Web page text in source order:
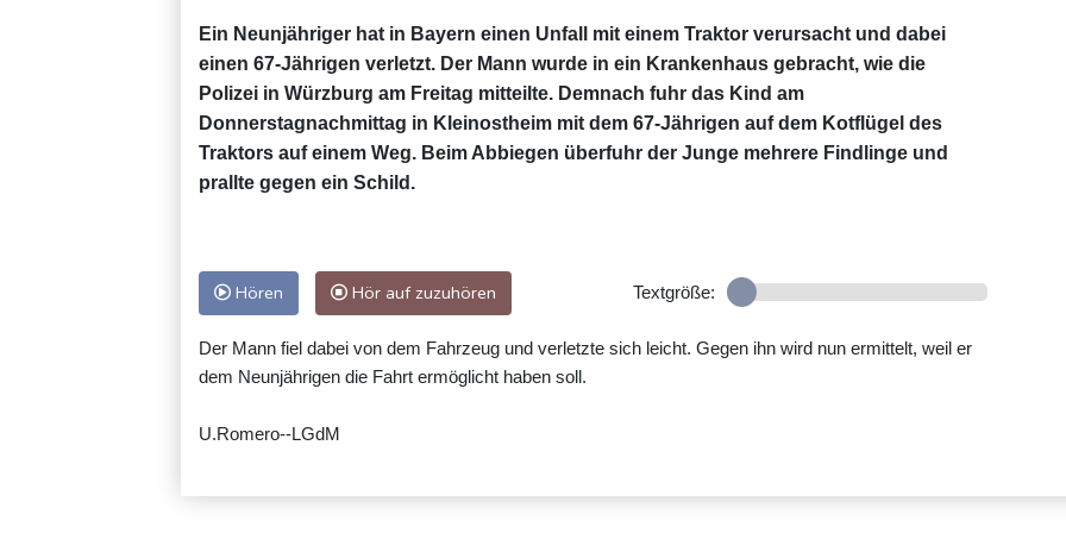
Ein Neunjähriger hat in Bayern einen Unfall mit einem Traktor verursacht und dabei
einen 67-Jährigen verletzt. Der Mann wurde in ein Krankenhaus gebracht, wie die
Polizei in Würzburg am Freitag mitteilte. Demnach fuhr das Kind am
Donnerstagnachmittag in Kleinostheim mit dem 67-Jährigen auf dem Kotflügel des
Traktors auf einem Weg. Beim Abbiegen überfuhr der Junge mehrere Findlinge und
prallte gegen ein Schild.
Hören Hör auf zuzuhören Textgröße:
Der Mann fiel dabei von dem Fahrzeug und verletzte sich leicht. Gegen ihn wird nun ermittelt, weil er
dem Neunjährigen die Fahrt ermöglicht haben soll.
U.Romero--LGdM